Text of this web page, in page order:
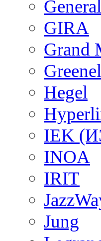
GIRA
Grand
Greenel
Hegel
IEK
INOA
IRIT
Jung